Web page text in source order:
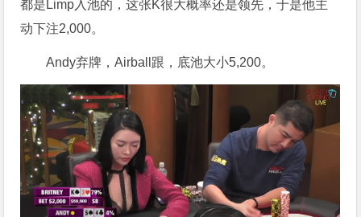
都是Limp入池的，这张K很大概率还是领先，于是他主
动下注2,000。
Andy弃牌，Airball跟，底池大小5,200。